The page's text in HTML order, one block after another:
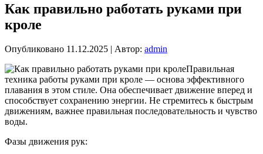
Как правильно работать руками при
кроле
Опубликовано 11.12.2025 Автор: admin
Правильная
техника работы руками при кроле — основа эффективного
плавания в этом стиле. Она обеспечивает движение вперед и
способствует сохранению энергии. Не стремитесь к быстрым
движениям, важнее правильная последовательность и чувство
воды.
Фазы движения рук: